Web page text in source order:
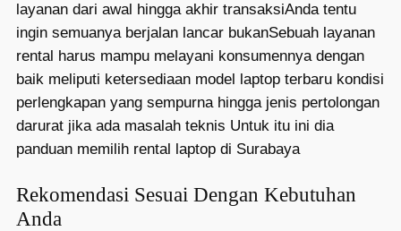
layanan dari awal hingga akhir transaksiAnda tentu
ingin semuanya berjalan lancar bukanSebuah layanan
rental harus mampu melayani konsumennya dengan
baik meliputi ketersediaan model laptop terbaru kondisi
perlengkapan yang sempurna hingga jenis pertolongan
darurat jika ada masalah teknis Untuk itu ini dia
panduan memilih rental laptop di Surabaya
Rekomendasi Sesuai Dengan Kebutuhan
Anda